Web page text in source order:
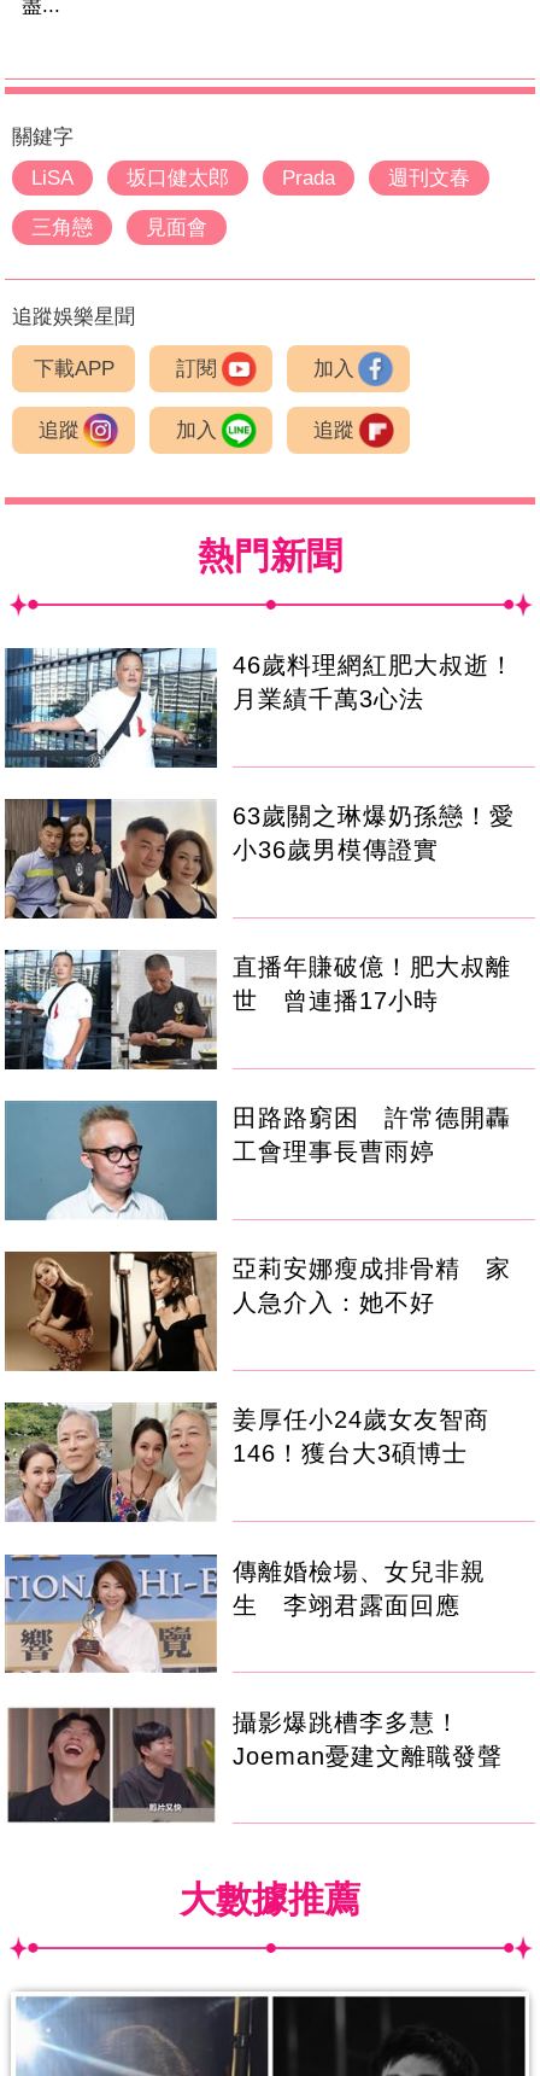
盡...
關鍵字
LiSA
坂口健太郎 Prada 週刊文春
三角戀 見面會
追蹤娛樂星聞
下載APP 訂閱 加入
追蹤 加入 追蹤
熱門新聞
46歲料理網紅肥大叔逝！
月業績千萬3心法
63歲關之琳爆奶孫戀！愛
小36歲男模傳證實
直播年賺破億！肥大叔離
世 曾連播17小時
田路路窮困 許常德開轟
工會理事長曹雨婷
亞莉安娜瘦成排骨精 家
人急介入：她不好
姜厚任小24歲女友智商
146！獲台大3碩博士
傳離婚檢場、女兒非親
生 李翊君露面回應
攝影爆跳槽李多慧！
Joeman憂建文離職發聲
大數據推薦